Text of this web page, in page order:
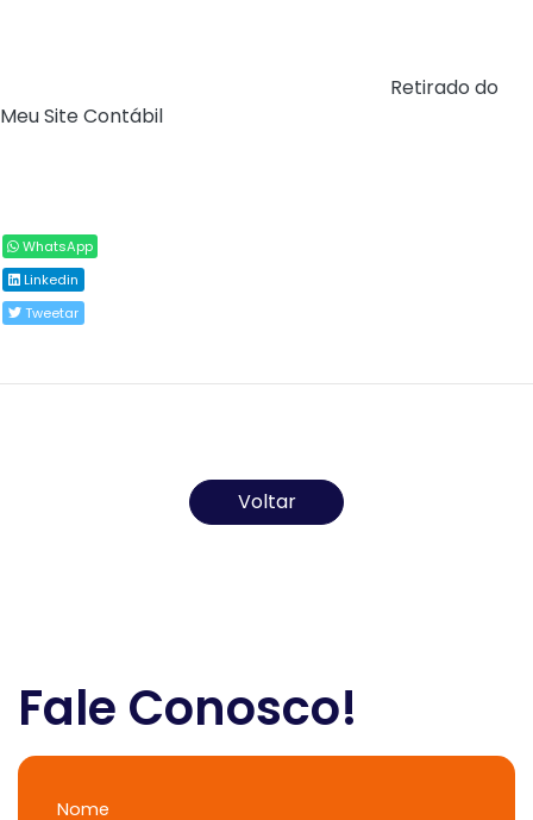
Retirado do
Meu Site Contábil
WhatsApp
Linkedin
Tweetar
Voltar
Fale Conosco!
Nome